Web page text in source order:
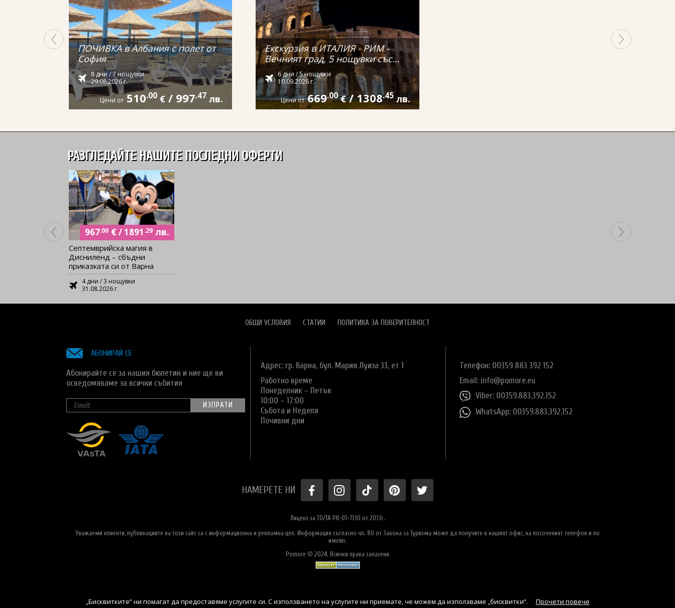
ПОЧИВКА в Албания с полет от
София
8 дни / 7 нощувки
29.08.2026 г.
Цени от 510.00 € / 997.47 лв.
Екскурзия в ИТАЛИЯ - РИМ -
Вечният град, 5 нощувки със
самолет и обслужване на
български език! С директен
полет от ВАРНА!
6 дни / 5 нощувки
10.09.2026 г.
Цени от 669.00 € / 1308.45 лв.
РАЗГЛЕДАЙТЕ НАШИТЕ ПОСЛЕДНИ ОФЕРТИ
967.00 €/1891 .29 лв.
Септемврийска магия в
Дисниленд – сбъдни
приказката си от Варна
4 дни / 3 нощувки
31.08.2026 г.
ОБЩИ УСЛОВИЯ СТАТИИ ПОЛИТИКА ЗА ПОВЕРИТЕЛНОСТ
АБОНИРАЙ СЕ
Абонирайте се за нашия бюлетин и ние ще ви
осведомяваме за всички събития
Адрес: гр. Варна, бул. Мария Луиза 33, ет 1
Работно време
Понеделник – Петък
10:00 – 17:00
Събота и Неделя
Почивни дни
Телефон: 00359 883 392 152
Email: info@pomore.eu
Viber: 00359.883.392.152
WhatsApp: 00359.883.392.152
НАМЕРЕТЕ НИ
Лиценз за ТО/ТА РК-01-7130 от 2013г.
Уважаеми клиенти, публикациите на този сайт са с информационна и рекламна цел. Информация съгласно чл. 80 от Закона за Туризма може да получите в нашият офис, на посоченият телефон и по
имейл.
Pomore © 2024. Всички права запазени
„Бисквитките“ ни помагат да предоставяме услугите си. С използването на услугите ни приемате, че можем да използваме „бисквитки“. Прочети повече